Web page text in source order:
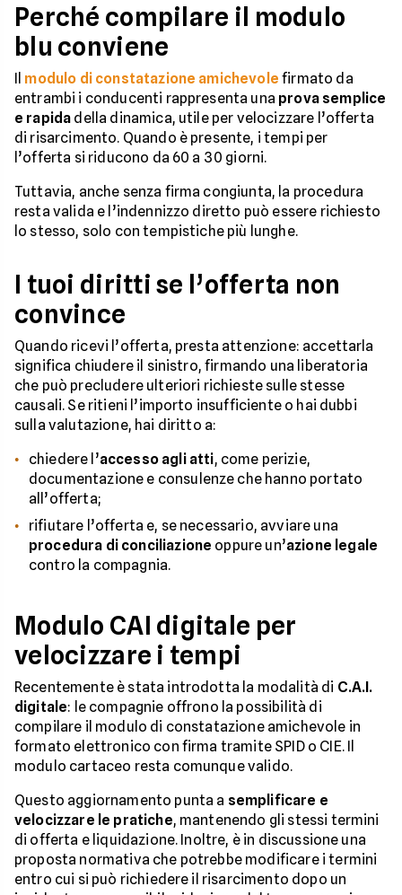
Perché compilare il modulo
blu conviene
Il modulo di constatazione amichevole firmato da
entrambi i conducenti rappresenta una prova semplice
e rapida della dinamica, utile per velocizzare l’offerta
di risarcimento. Quando è presente, i tempi per
l’offerta si riducono da 60 a 30 giorni.
Tuttavia, anche senza firma congiunta, la procedura
resta valida e l’indennizzo diretto può essere richiesto
lo stesso, solo con tempistiche più lunghe.
I tuoi diritti se l’offerta non
convince
Quando ricevi l’offerta, presta attenzione: accettarla
significa chiudere il sinistro, firmando una liberatoria
che può precludere ulteriori richieste sulle stesse
causali. Se ritieni l’importo insufficiente o hai dubbi
sulla valutazione, hai diritto a:
chiedere l’accesso agli atti, come perizie,
documentazione e consulenze che hanno portato
all’offerta;
rifiutare l’offerta e, se necessario, avviare una
procedura di conciliazione oppure un’azione legale
contro la compagnia.
Modulo CAI digitale per
velocizzare i tempi
Recentemente è stata introdotta la modalità di C.A.I.
digitale: le compagnie offrono la possibilità di
compilare il modulo di constatazione amichevole in
formato elettronico con firma tramite SPID o CIE. Il
modulo cartaceo resta comunque valido.
Questo aggiornamento punta a semplificare e
velocizzare le pratiche, mantenendo gli stessi termini
di offerta e liquidazione. Inoltre, è in discussione una
proposta normativa che potrebbe modificare i termini
entro cui si può richiedere il risarcimento dopo un